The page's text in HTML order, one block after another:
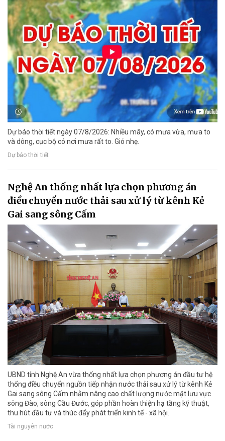
Dự báo thời tiết ngày 07/8/2026: Nhiều mây, có mưa vừa, mưa to
và dông, cục bộ có nơi mưa rất to. Gió nhẹ.
Dự báo thời tiết
Nghệ An thống nhất lựa chọn phương án
điều chuyển nước thải sau xử lý từ kênh Kẻ
Gai sang sông Cấm
UBND tỉnh Nghệ An vừa thống nhất lựa chọn phương án đầu tư hệ
thống điều chuyển nguồn tiếp nhận nước thải sau xử lý từ kênh Kẻ
Gai sang sông Cấm nhằm nâng cao chất lượng nước mặt lưu vực
sông Đào, sông Cầu Đước, góp phần hoàn thiện hạ tầng kỹ thuật,
thu hút đầu tư và thúc đẩy phát triển kinh tế - xã hội.
Tài nguyên nước